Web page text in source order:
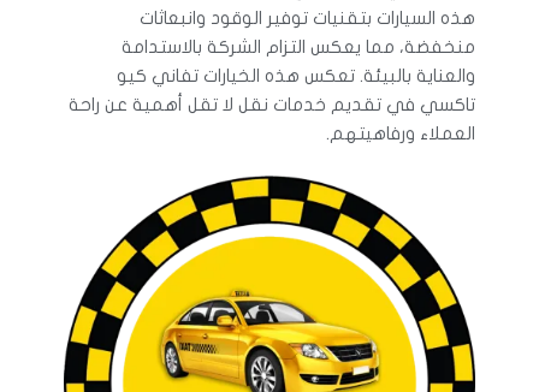
هذه السيارات بتقنيات توفير الوقود وانبعاثات
منخفضة، مما يعكس التزام الشركة بالاستدامة
والعناية بالبيئة. تعكس هذه الخيارات تفاني كيو
تاكسي في تقديم خدمات نقل لا تقل أهمية عن راحة
العملاء ورفاهيتهم.